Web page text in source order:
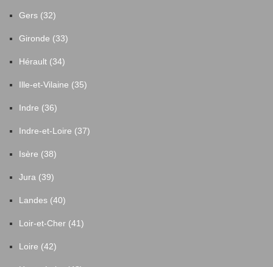
Gers (32)
Gironde (33)
Hérault (34)
Ille-et-Vilaine (35)
Indre (36)
Indre-et-Loire (37)
Isère (38)
Jura (39)
Landes (40)
Loir-et-Cher (41)
Loire (42)